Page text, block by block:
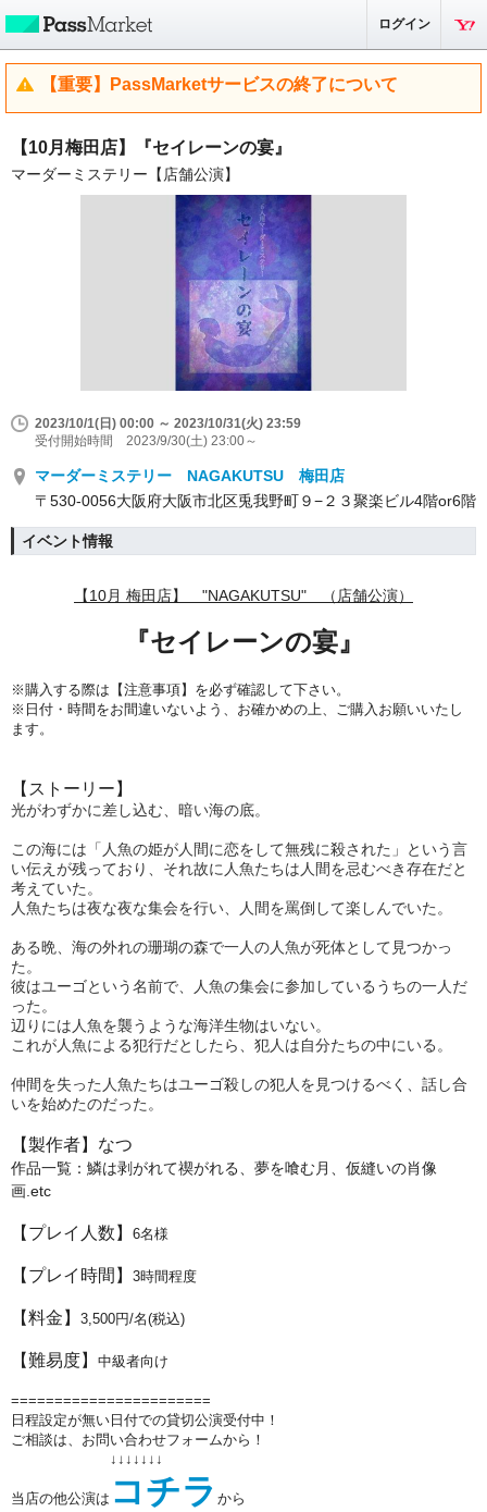
ログイン
【重要】PassMarketサービスの終了について
【10月梅田店】『セイレーンの宴』
マーダーミステリー【店舗公演】
2023/10/1(日) 00:00 ～ 2023/10/31(火) 23:59
受付開始時間 2023/9/30(土) 23:00～
マーダーミステリー NAGAKUTSU 梅田店
〒530-0056大阪府大阪市北区兎我野町９−２３聚楽ビル4階or6階
イベント情報
【10月 梅田店】 "NAGAKUTSU" （店舗公演）
『セイレーンの宴』
※購入する際は【注意事項】を必ず確認して下さい。
※日付・時間をお間違いないよう、 お確かめの上、ご購入お願いいたし
ます。
【ストーリー】
光がわずかに差し込む、暗い海の底。
この海には「人魚の姫が人間に恋をして無残に殺された」という言
い伝えが残っており、それ故に人魚たちは人間を忌むべき存在だと
考えていた。
人魚たちは夜な夜な集会を行い、人間を罵倒して楽しんでいた。
ある晩、海の外れの珊瑚の森で一人の人魚が死体として見つかっ
た。
彼はユーゴという名前で、人魚の集会に参加しているうちの一人だ
った。
辺りには人魚を襲うような海洋生物はいない。
これが人魚による犯行だとしたら、犯人は自分たちの中にいる。
仲間を失った人魚たちはユーゴ殺しの犯人を見つけるべく、話し合
いを始めたのだった。
【製作者】なつ
作品一覧：鱗は剥がれて禊がれる、夢を喰む月、仮縫いの肖像
画.etc
【プレイ人数】 6名様
【プレイ時間】 3時間程度
【料金】 3,500円/名(税込)
【難易度】 中級者向け
=======================
日程設定が無い日付での貸切公演受付中！
ご相談は、お問い合わせフォームから！
↓↓↓↓↓↓↓
当店の他公演は コチラ から